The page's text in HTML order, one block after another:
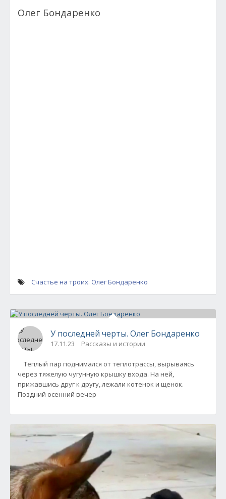
Олег Бондаренко
Счастье на троих. Олег Бондаренко
У последней черты. Олег Бондаренко
17.11.23 Рассказы и истории
Теплый пар поднимался от теплотрассы, вырываясь
через тяжелую чугунную крышку входа. На ней,
прижавшись друг к другу, лежали котенок и щенок.
Поздний осенний вечер